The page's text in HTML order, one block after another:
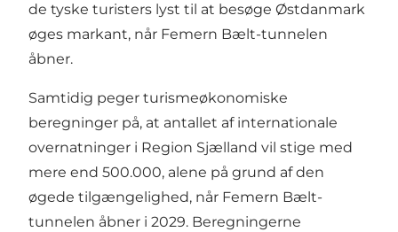
de tyske turisters lyst til at besøge Østdanmark
øges markant, når Femern Bælt-tunnelen
åbner.
Samtidig peger turismeøkonomiske
beregninger på, at antallet af internationale
overnatninger i Region Sjælland vil stige med
mere end 500.000, alene på grund af den
øgede tilgængelighed, når Femern Bælt-
tunnelen åbner i 2029. Beregningerne